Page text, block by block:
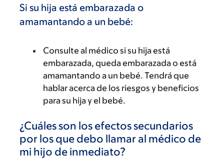
Si su hija está embarazada o
amamantando a un bebé:
Consulte al médico si su hija está
embarazada, queda embarazada o está
amamantando a un bebé. Tendrá que
hablar acerca de los riesgos y beneficios
para su hija y el bebé.
¿Cuáles son los efectos secundarios
por los que debo llamar al médico de
mi hijo de inmediato?